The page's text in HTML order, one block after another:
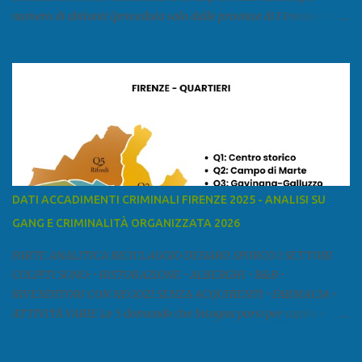
numero di abitanti (preceduta solo dalle province di Firenze e Pisa)
a est con le province di Pistoia e di Firenze, a sud con la provincia di
Lucca Ÿ la Versilia Ÿ la Media Valle del Serchio Ÿ la Garfagnana
Fonte: wikipedia Presenze mafiose e criminali (principali) Le
presenze mafiose in provincia sono assai rilevanti. Si segnala che
nella relazione del 2001 della Commissione parlamentare
Livorno e Lucca agiscono i clan dei Fedele...” Dalla ricerc...
DATI ACCADIMENTI CRIMINALI FIRENZE 2025 - ANALISI SU
GANG E CRIMINALITÀ ORGANIZZATA 2026
PARTE ANALITICA RICICLAGGIO DENARO SPORCO I SETTORI
COLPITI SONO: • RISTORAZIONE • ALBERGHI • B&B •
RIVENDITORI CON NEGOZI SENZA ACQUIRENTI • FARMACIA •
ATTIVITÀ VARIE Le 5 domande che bisogna porsi per capire e